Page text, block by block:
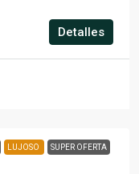
Detalles
LUJOSO SUPER OFERTA